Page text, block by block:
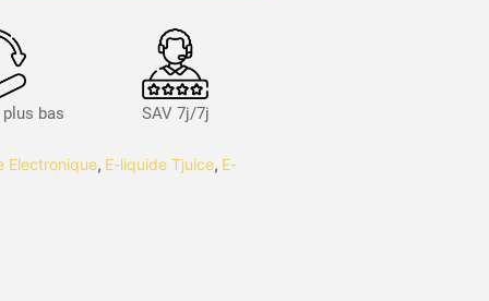
bas SAV 7j/7j
Electronique, E-liquide Tjuice, E-